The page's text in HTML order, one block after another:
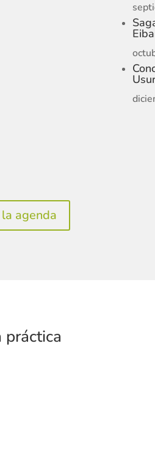
agenda
práctica